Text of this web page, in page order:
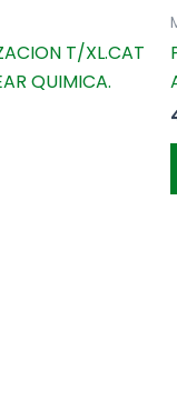
T/XL.CAT
QUIMICA.